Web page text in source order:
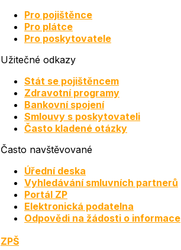
Pro pojištěnce
Pro plátce
Pro poskytovatele
Užitečné odkazy
Stát se pojištěncem
Zdravotní programy
Bankovní spojení
Smlouvy s poskytovateli
Často kladené otázky
Často navštěvované
Úřední deska
Vyhledávání smluvních partnerů
Portál ZP
Elektronická podatelna
Odpovědi na žádosti o informace
ZPŠ